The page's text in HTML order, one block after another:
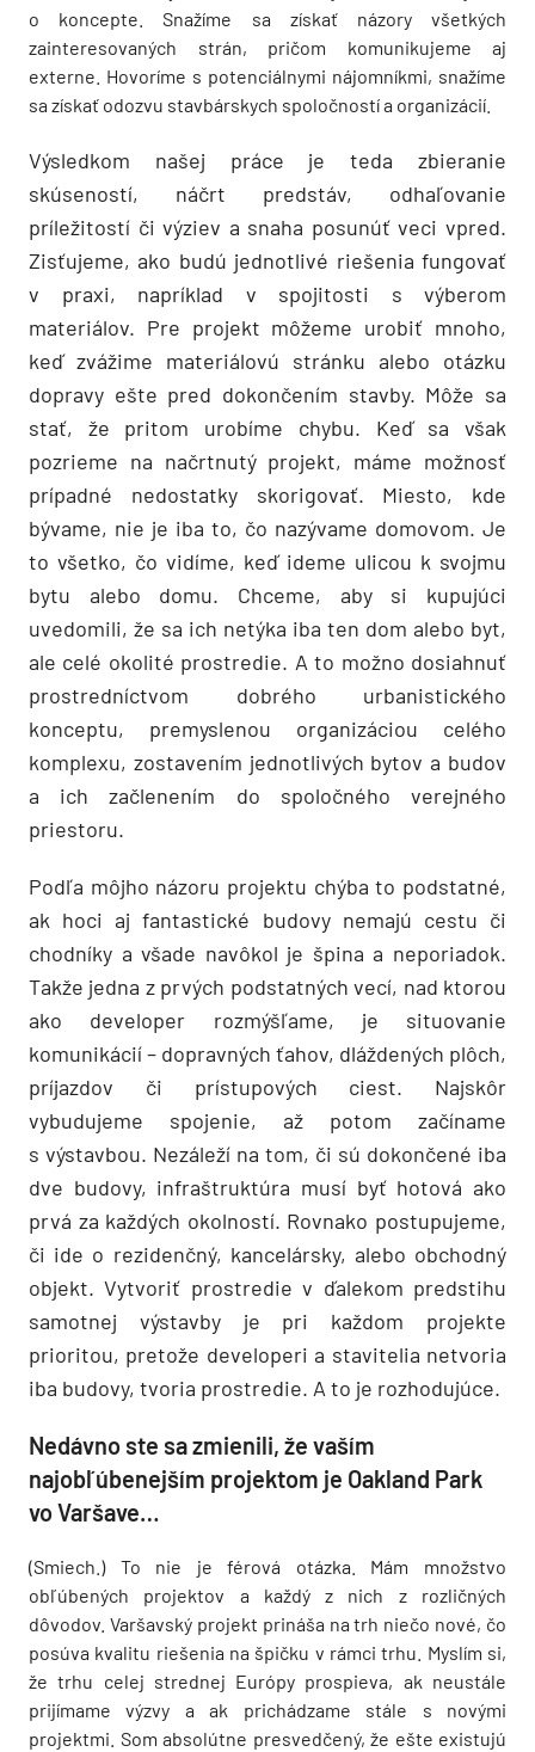
o koncepte. Snažíme sa získať názory všetkých
zainteresovaných strán, pričom komunikujeme aj
externe. Hovoríme s potenciálnymi nájomníkmi, snažíme
sa získať odozvu stavbárskych spoločností a organizácií.
Výsledkom našej práce je teda zbieranie
skúseností, náčrt predstáv, odhaľovanie
príležitostí či výziev a snaha posunúť veci vpred.
Zisťujeme, ako budú jednotlivé riešenia fungovať
v praxi, napríklad v spojitosti s výberom
materiálov. Pre projekt môžeme urobiť mnoho,
keď zvážime materiálovú stránku alebo otázku
dopravy ešte pred dokončením stavby. Môže sa
stať, že pritom urobíme chybu. Keď sa však
pozrieme na načrtnutý projekt, máme možnosť
prípadné nedostatky skorigovať. Miesto, kde
bývame, nie je iba to, čo nazývame domovom. Je
to všetko, čo vidíme, keď ideme ulicou k svojmu
bytu alebo domu. Chceme, aby si kupujúci
uvedomili, že sa ich netýka iba ten dom alebo byt,
ale celé okolité prostredie. A to možno dosiahnuť
prostredníctvom dobrého urbanistického
konceptu, premyslenou organizáciou celého
komplexu, zostavením jednotlivých bytov a budov
a ich začlenením do spoločného verejného
priestoru.
Podľa môjho názoru projektu chýba to podstatné,
ak hoci aj fantastické budovy nemajú cestu či
chodníky a všade navôkol je špina a neporiadok.
Takže jedna z prvých podstatných vecí, nad ktorou
ako developer rozmýšľame, je situovanie
komunikácií – dopravných ťahov, dláždených plôch,
príjazdov či prístupových ciest. Najskôr
vybudujeme spojenie, až potom začíname
s výstavbou. Nezáleží na tom, či sú dokončené iba
dve budovy, infraštruktúra musí byť hotová ako
prvá za každých okolností. Rovnako postupujeme,
či ide o rezidenčný, kancelársky, alebo obchodný
objekt. Vytvoriť prostredie v ďalekom predstihu
samotnej výstavby je pri každom projekte
prioritou, pretože developeri a stavitelia netvoria
iba budovy, tvoria prostredie. A to je rozhodujúce.
Nedávno ste sa zmienili, že vaším
najobľúbenejším projektom je Oakland Park
vo Varšave…
(Smiech.) To nie je férová otázka. Mám množstvo
obľúbených projektov a každý z nich z rozličných
dôvodov. Varšavský projekt prináša na trh niečo nové, čo
posúva kvalitu riešenia na špičku v rámci trhu. Myslím si,
že trhu celej strednej Európy prospieva, ak neustále
prijímame výzvy a ak prichádzame stále s novými
projektmi. Som absolútne presvedčený, že ešte existujú